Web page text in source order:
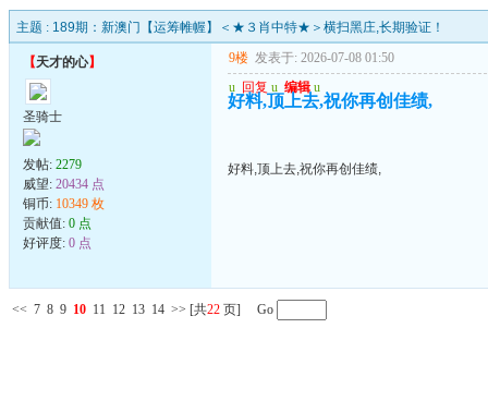
主题 : 189期：新澳门【运筹帷幄】＜★３肖中特★＞横扫黑庄,长期验证！
【天才的心】
圣骑士
发帖: 2279
威望: 20434 点
铜币: 10349 枚
贡献值: 0 点
好评度: 0 点
9楼 发表于: 2026-07-08 01:50
u 回复 u 编辑 u
好料,顶上去,祝你再创佳绩,
好料,顶上去,祝你再创佳绩,
<< 7 8 9 10 11 12 13 14 >> [共22 页] Go